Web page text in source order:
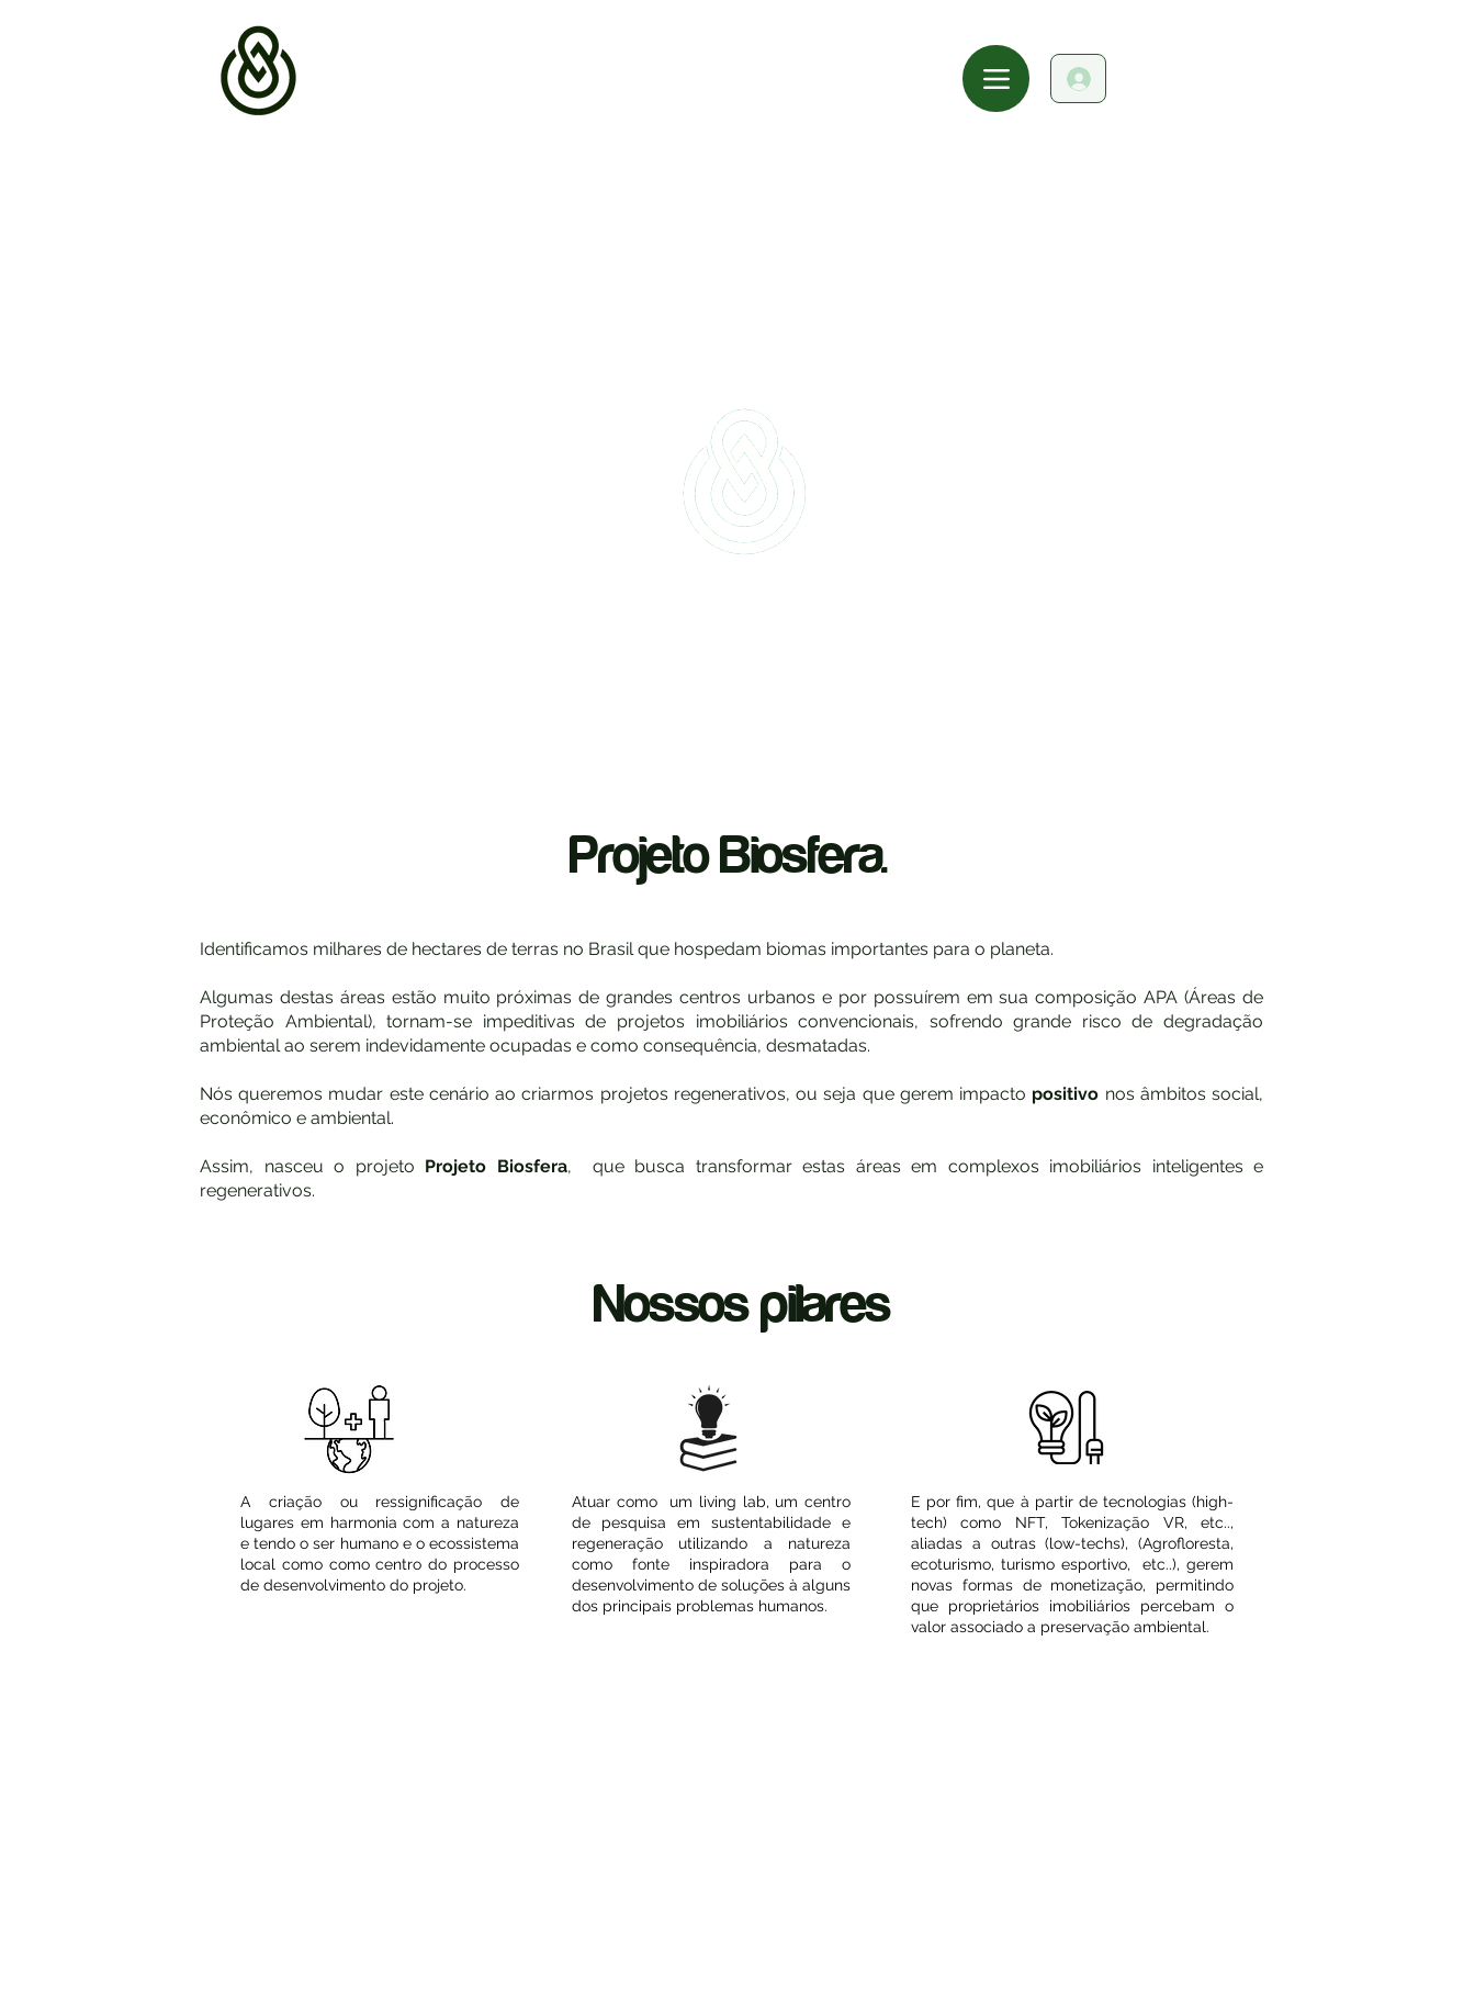
Projeto Biosfera.
Identificamos milhares de hectares de terras no Brasil que hospedam biomas importantes para o planeta.
Algumas destas áreas estão muito próximas de grandes centros urbanos e por possuírem em sua composição APA (Áreas de
Proteção Ambiental), tornam-se impeditivas de projetos imobiliários convencionais, sofrendo grande risco de degradação
ambiental ao serem indevidamente ocupadas e como consequência, desmatadas.
​Nós queremos mudar este cenário ao criarmos projetos regenerativos, ou seja que gerem impacto positivo nos âmbitos social,
econômico e ambiental.
Assim, nasceu o projeto Projeto Biosfera, que busca transformar estas áreas em complexos imobiliários inteligentes e
regenerativos.
Nossos pilares
A criação ou ressignificação de
lugares em harmonia com a natureza
e tendo o ser humano e o ecossistema
local como como centro do processo
de desenvolvimento do projeto.
Atuar como um living lab, um centro
de pesquisa em sustentabilidade e
regeneração utilizando a natureza
como fonte inspiradora para o
desenvolvimento de soluções à alguns
dos principais problemas humanos.
E por fim, que à partir de tecnologias (high-
tech) como NFT, Tokenização VR, etc..,
aliadas a outras (low-techs), (Agrofloresta,
ecoturismo, turismo esportivo, etc..), gerem
novas formas de monetização, permitindo
que proprietários imobiliários percebam o
valor associado a preservação ambiental.